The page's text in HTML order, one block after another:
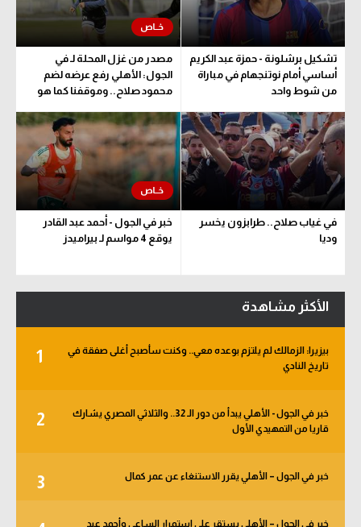
تشكيل برشلونة - حمزة عبد الكريم
أساسي أمام نوتنجهام في مباراة
من شوط واحد
مصدر من غزل المحلة لـ في
الجول: الأهلي رفع عرضه لضم
محمود صلاح.. وموقفنا كما هو
في غياب صلاح.. طرابزون يخسر
وديا
خبر في الجول - أحمد عبد القادر
يوقع 4 مواسم لـ بيراميدز
الأكثر مشاهدة
1
بيزيرا: الزمالك لم يلتزم بوعده معي.. وكنت سأصبح أغلى صفقة في
تاريخ النادي
2
خبر في الجول - الأهلي يبدأ من دور الـ 32.. والثلاثي المصري يشارك
قاريا من التمهيدي الأول
3 خبر في الجول – الأهلي يقرر الاستنغاء عن عمر كمال
خبر في الجول – الأهلي يستقر على استمرار الساعي وأحمد عيد